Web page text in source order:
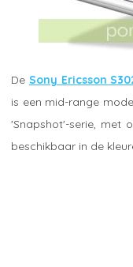
De Sony Ericsson
is een mid-range
'Snapshot'-serie, met
beschikbaar in de